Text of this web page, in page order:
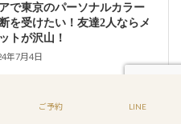
で東京のパーソナルカラー
を受けたい！友達2人ならメ
トが沢山！
年7月4日
ご予約 LINE